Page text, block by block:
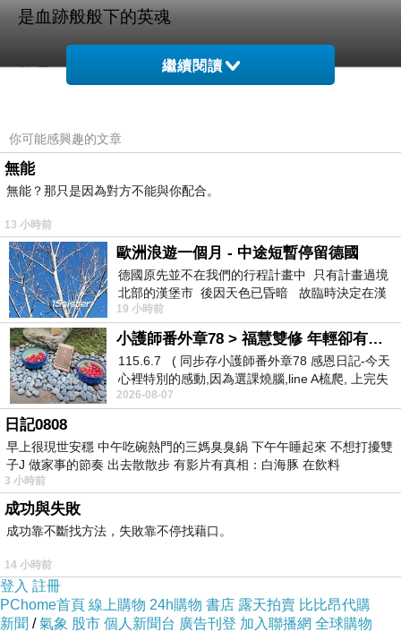
是血跡般般下的英魂
路是一條永不被健忘的歸鄉
曾經是開山撫番撕不開的裂痕
十四行詩/吳山水
2025.07.22
繼續閱讀
你可能感興趣的文章
無能
無能？那只是因為對方不能與你配合。
13 小時前
歐洲浪遊一個月 - 中途短暫停留德國
德國原先並不在我們的行程計畫中 只有計畫過境
北部的漢堡市 後因天色已昏暗 故臨時決定在漢
堡市吃晚餐和過夜
19 小時前
小護師番外章78 > 福慧雙修 年輕卻有個老靈魂 ㄑ金剛經〉podcast
115.6.7 ( 同步存小護師番外章78 感恩日記-今天
心裡特別的感動,因為選課燒腦,line A梳爬, 上完失
智課的她,特來傾
2026-08-07
日記0808
早上很現世安穩 中午吃碗熱門的三媽臭臭鍋 下午午睡起來 不想打擾雙
子J 做家事的節奏 出去散散步 有影片有真相：白海豚 在飲料
3 小時前
成功與失敗
成功靠不斷找方法，失敗靠不停找藉口。
14 小時前
登入 註冊
PChome首頁 線上購物 24h購物 書店 露天拍賣 比比昂代購
新聞 /氣象 股市 個人新聞台 廣告刊登 加入聯播網 全球購物